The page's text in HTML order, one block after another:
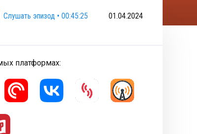
Слушать эпизод • 00:45:25 01.04.2024
платформах: